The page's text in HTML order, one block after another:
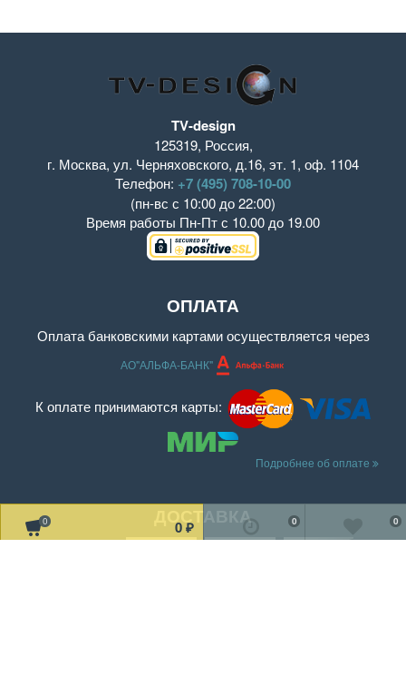
0 0 ₽
0
0
TV-design
125319, Россия,
г. Москва, ул. Черняховского, д.16, эт. 1, оф. 1104
Телефон: +7 (495) 708-10-00
(пн-вс с 10:00 до 22:00)
Время работы Пн-Пт с 10.00 до 19.00
ОПЛАТА
Оплата банковскими картами осуществляется через
АО"АЛЬФА-БАНК"
К оплате принимаются карты:
Подробнее об оплате
ДОСТАВКА